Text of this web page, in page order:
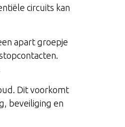
circuits kan
apart groepje
Dit voorkomt
beveiliging en